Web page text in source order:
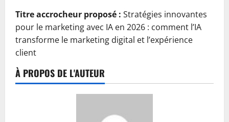
Titre accrocheur proposé : Stratégies innovantes
pour le marketing avec IA en 2026 : comment l’IA
transforme le marketing digital et l’expérience
client
À PROPOS DE L'AUTEUR